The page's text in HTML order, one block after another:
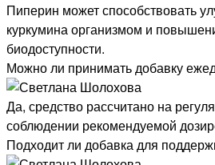
Пиперин может способствовать
куркумина организмом и
биодоступности.
Можно ли принимать добавку
Да, средство рассчитано на
соблюдении рекомендуемой
Подходит ли добавка для